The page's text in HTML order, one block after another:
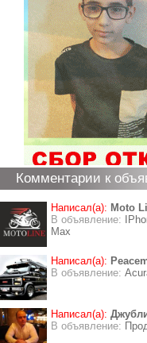
Комментарии к
Написал(а): Moto
В объявление:
Max
Написал(а):
В объявление:
Написал(а):
В объявление: